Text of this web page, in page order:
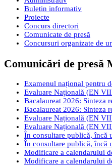
Buletin informativ
Proiecte
Concurs directori
Comunicate de presă
Concursuri organizate de
Comunicări de presă
Examenul național pentru
Evaluare Națională (EN
Bacalaureat 2026: Sinteza
Bacalaureat 2026: Sinteza
Evaluare Națională (EN
Evaluare Națională (EN
În consultare publică, încă
În consultare publică, încă
Modificare a calendarului
Modificare a calendarului